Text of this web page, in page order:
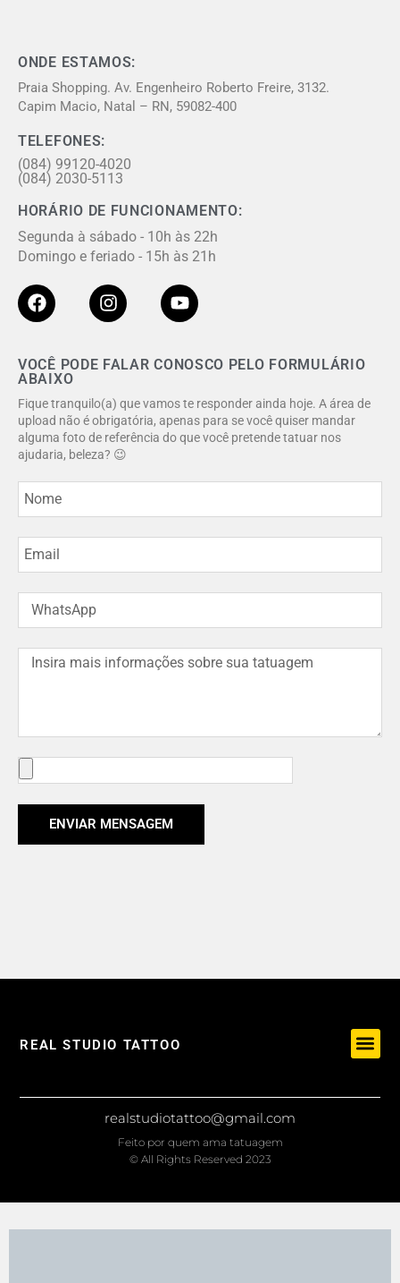
ONDE ESTAMOS:
Praia Shopping. Av. Engenheiro Roberto Freire, 3132.
Capim Macio, Natal – RN, 59082-400
TELEFONES:
(084) 99120-4020
(084) 2030-5113
HORÁRIO DE FUNCIONAMENTO:
Segunda à sábado - 10h às 22h
Domingo e feriado - 15h às 21h
VOCÊ PODE FALAR CONOSCO PELO FORMULÁRIO
ABAIXO
Fique tranquilo(a) que vamos te responder ainda hoje. A área de
upload não é obrigatória, apenas para se você quiser mandar
alguma foto de referência do que você pretende tatuar nos
ajudaria, beleza? 😉
ENVIAR MENSAGEM
REAL STUDIO TATTOO
realstudiotattoo@gmail.com
Feito por quem ama tatuagem
© All Rights Reserved 2023